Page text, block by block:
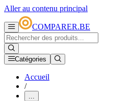
Aller au contenu principal
COMPARER.BE
Catégories
Accueil
/
...